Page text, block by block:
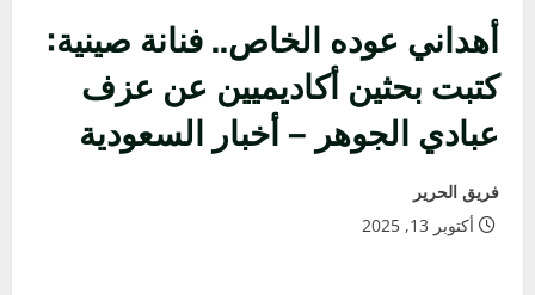
أهداني عوده الخاص.. فنانة صينية:
كتبت بحثين أكاديميين عن عزف
عبادي الجوهر – أخبار السعودية
فريق الحرير
أكتوبر 13, 2025